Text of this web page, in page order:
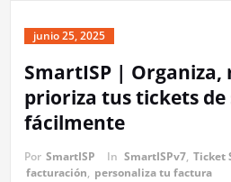
junio 25, 2025
SmartISP | Organiza,
prioriza tus tickets de
fácilmente
Por SmartISP In SmartISPv7, Ticket
facturación, personaliza tu factura